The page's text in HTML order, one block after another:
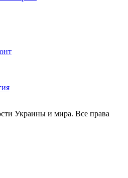
Украины и мира. Все права